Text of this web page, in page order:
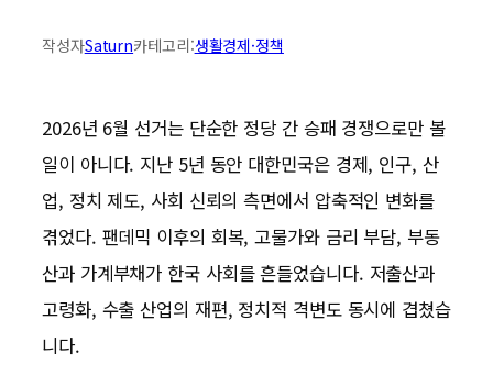
작성자Saturn카테고리:생활경제·정책
2026년 6월 선거는 단순한 정당 간 승패 경쟁으로만 볼
일이 아니다. 지난 5년 동안 대한민국은 경제, 인구, 산
업, 정치 제도, 사회 신뢰의 측면에서 압축적인 변화를
겪었다. 팬데믹 이후의 회복, 고물가와 금리 부담, 부동
산과 가계부채가 한국 사회를 흔들었습니다. 저출산과
고령화, 수출 산업의 재편, 정치적 격변도 동시에 겹쳤습
니다.